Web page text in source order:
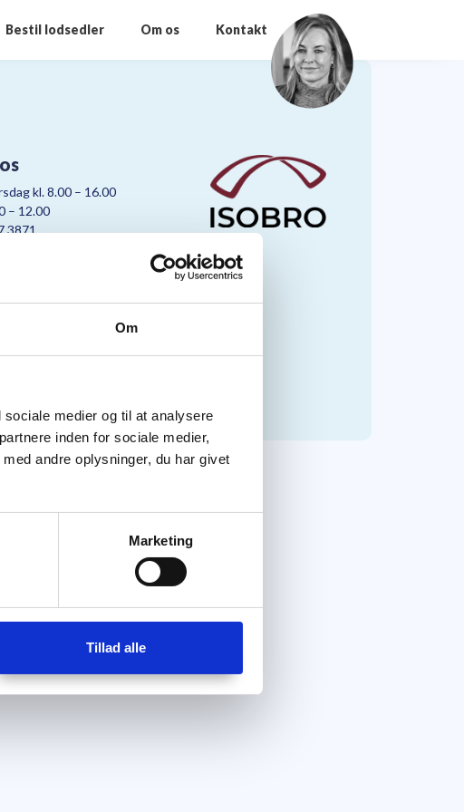
Om
medier og til at analysere
inden for sociale medier,
andre oplysninger, du har givet
Marketing
Tillad alle
Bestil lodsedler Om os Kontakt
kl. 8.00 – 16.00
– 12.00
3871